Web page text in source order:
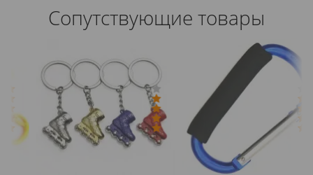
Сопутствующие товары